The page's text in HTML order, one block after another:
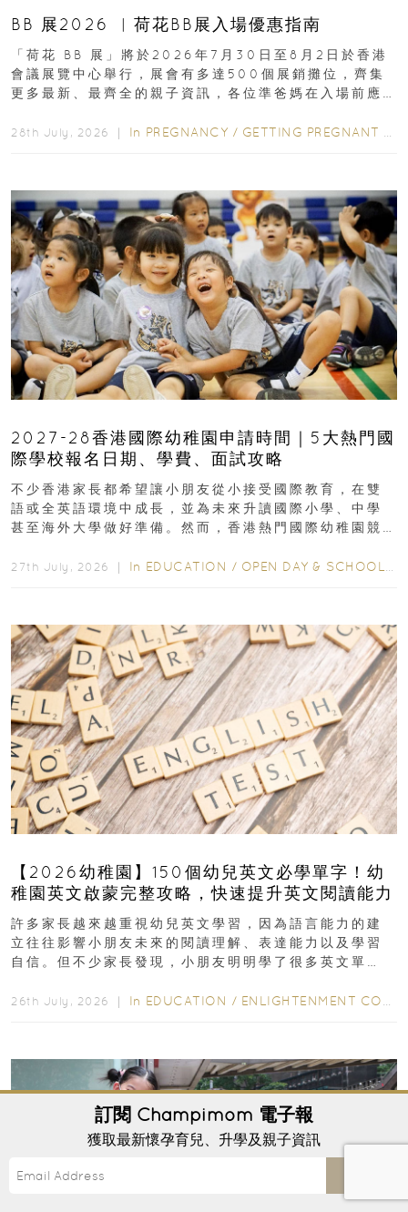
BB 展2026 ︳荷花BB展入場優惠指南
「荷花 BB 展」將於2026年7月30日至8月2日於香港
會議展覽中心舉行，展會有多達500個展銷攤位，齊集
更多最新、最齊全的親子資訊，各位準爸媽在入場前應
28th July, 2026 ｜ In PREGNANCY / GETTING PREGNANT
2027-28香港國際幼稚園申請時間｜5大熱門國
際學校報名日期、學費、面試攻略
不少香港家長都希望讓小朋友從小接受國際教育，在雙
語或全英語環境中成長，並為未來升讀國際小學、中學
甚至海外大學做好準備。然而，香港熱門國際幼稚園競
27th July, 2026 ｜ In EDUCATION / OPEN DAY & SCHOOL EVENTS
【2026幼稚園】150個幼兒英文必學單字！幼
稚園英文啟蒙完整攻略，快速提升英文閱讀能力
許多家長越來越重視幼兒英文學習，因為語言能力的建
立往往影響小朋友未來的閱讀理解、表達能力以及學習
自信。但不少家長發現，小朋友明明學了很多英文單
26th July, 2026 ｜ In EDUCATION / ENLIGHTENMENT CORNER
訂閱 Champimom 電子報
獲取最新懷孕育兒、升學及親子資訊